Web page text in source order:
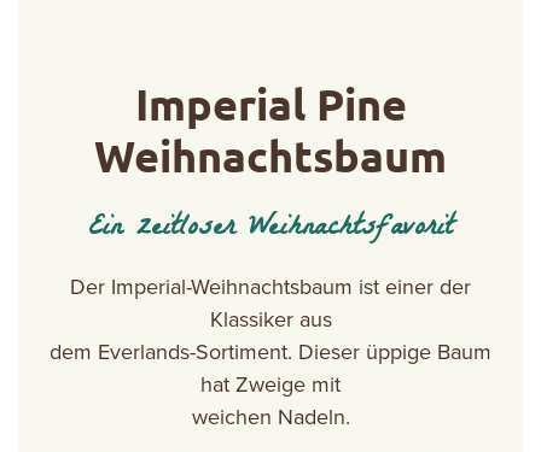
Imperial Pine
Weihnachtsbaum
Ein zeitloser Weihnachtsfavorit
Der Imperial-Weihnachtsbaum ist einer der
Klassiker aus
dem Everlands-Sortiment. Dieser üppige Baum
hat Zweige mit
weichen Nadeln.